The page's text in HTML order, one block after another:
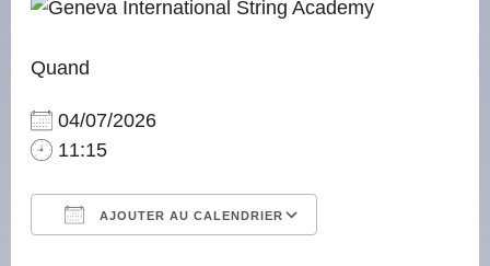
Quand
04/07/2026
11:15
AJOUTER AU CALENDRIER